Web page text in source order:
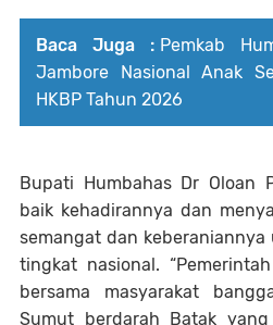
Baca Juga : Pemkab
Jambore Nasional Anak
HKBP Tahun 2026
Bupati Humbahas Dr Oloan
baik kehadirannya dan
semangat dan
tingkat nasional.
bersama masyarakat
Sumut berdarah Batak